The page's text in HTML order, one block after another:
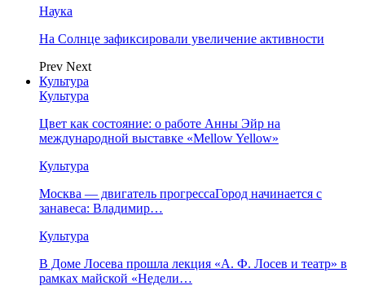
Наука
На Солнце зафиксировали увеличение активности
Prev Next
Культура
Культура
Цвет как состояние: о работе Анны Эйр на
международной выставке «Mellow Yellow»
Культура
Москва — двигатель прогрессаГород начинается с
занавеса: Владимир…
Культура
В Доме Лосева прошла лекция «А. Ф. Лосев и театр» в
рамках майской «Недели…